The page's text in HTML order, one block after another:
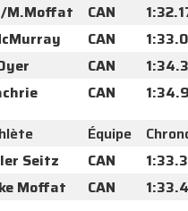
M.Moffat CAN
CAN
CAN
CAN
Équipe
Seitz CAN
Moffat CAN